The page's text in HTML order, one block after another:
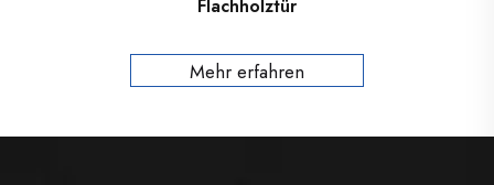
Flachholztür
Mehr erfahren